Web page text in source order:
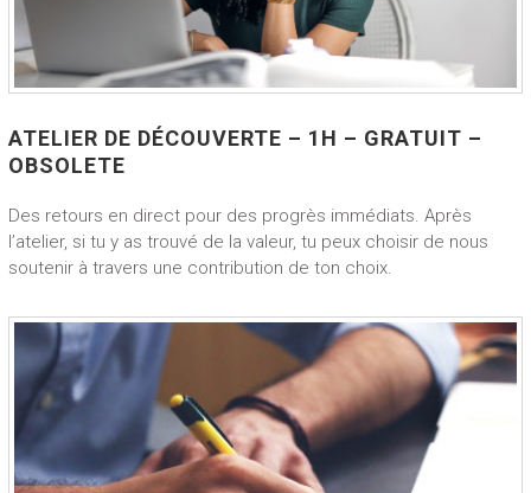
ATELIER DE DÉCOUVERTE – 1H – GRATUIT –
OBSOLETE
Des retours en direct pour des progrès immédiats. Après
l’atelier, si tu y as trouvé de la valeur, tu peux choisir de nous
soutenir à travers une contribution de ton choix.